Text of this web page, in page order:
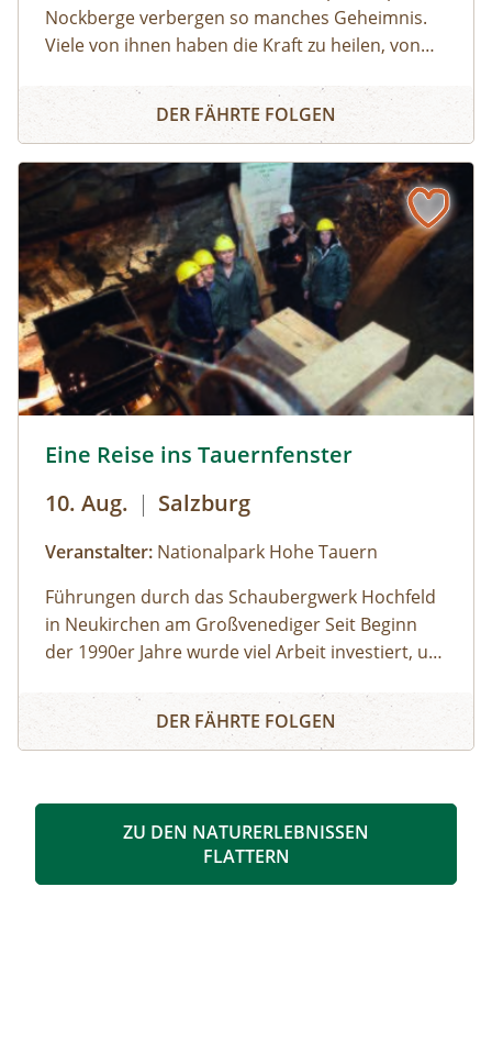
Nockberge verbergen so manches Geheimnis.
Viele von ihnen haben die Kraft zu heilen, von
Kinder gut verständlich erläutert ein
Biosphärenpark-Ranger zahlreiche
Ihre Fragen.
Kräuterwissen für die ganze Familie
DER FÄHRTE FOLGEN
Eine Reise ins Tauernfenster
10. Aug. | Salzburg
Veranstalter: Nationalpark Hohe Tauern
Führungen durch das Schaubergwerk Hochfeld
in Neukirchen am Großvenediger Seit Beginn
der 1990er Jahre wurde viel Arbeit investiert, um
umzubauen. Die Attraktion unter Tage bietet
spannende Einblicke in die alpine Geologie und
Besucherinnen und Besuchern zugänglich
Eine Reise ins Tauernfenster
DER FÄHRTE FOLGEN
ZU DEN NATURERLEBNISSEN
FLATTERN